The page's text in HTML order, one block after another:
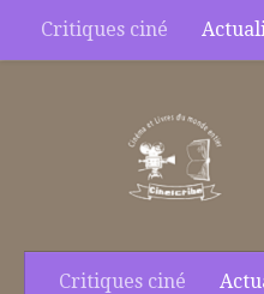
Skip to content
Critiques ciné
Critiques ciné